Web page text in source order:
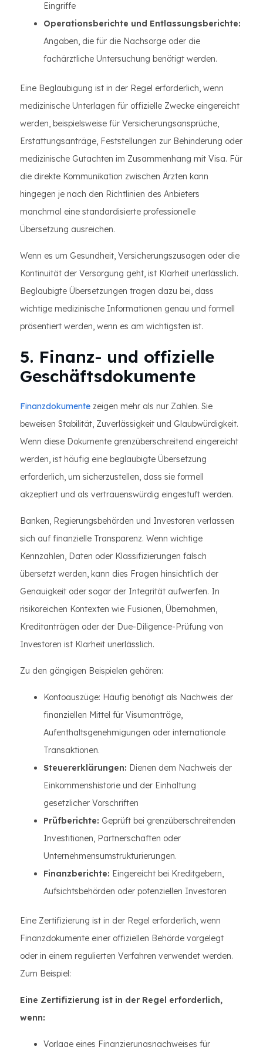
Eingriffe
Operationsberichte und Entlassungsberichte:
Angaben, die für die Nachsorge oder die
fachärztliche Untersuchung benötigt werden.
Eine Beglaubigung ist in der Regel erforderlich, wenn
medizinische Unterlagen für offizielle Zwecke eingereicht
werden, beispielsweise für Versicherungsansprüche,
Erstattungsanträge, Feststellungen zur Behinderung oder
medizinische Gutachten im Zusammenhang mit Visa. Für
die direkte Kommunikation zwischen Ärzten kann
hingegen je nach den Richtlinien des Anbieters
manchmal eine standardisierte professionelle
Übersetzung ausreichen.
Wenn es um Gesundheit, Versicherungszusagen oder die
Kontinuität der Versorgung geht, ist Klarheit unerlässlich.
Beglaubigte Übersetzungen tragen dazu bei, dass
wichtige medizinische Informationen genau und formell
präsentiert werden, wenn es am wichtigsten ist.
5. Finanz- und offizielle
Geschäftsdokumente
Finanzdokumente zeigen mehr als nur Zahlen. Sie
beweisen Stabilität, Zuverlässigkeit und Glaubwürdigkeit.
Wenn diese Dokumente grenzüberschreitend eingereicht
werden, ist häufig eine beglaubigte Übersetzung
erforderlich, um sicherzustellen, dass sie formell
akzeptiert und als vertrauenswürdig eingestuft werden.
Banken, Regierungsbehörden und Investoren verlassen
sich auf finanzielle Transparenz. Wenn wichtige
Kennzahlen, Daten oder Klassifizierungen falsch
übersetzt werden, kann dies Fragen hinsichtlich der
Genauigkeit oder sogar der Integrität aufwerfen. In
risikoreichen Kontexten wie Fusionen, Übernahmen,
Kreditanträgen oder der Due-Diligence-Prüfung von
Investoren ist Klarheit unerlässlich.
Zu den gängigen Beispielen gehören:
Kontoauszüge: Häufig benötigt als Nachweis der
finanziellen Mittel für Visumanträge,
Aufenthaltsgenehmigungen oder internationale
Transaktionen.
Steuererklärungen: Dienen dem Nachweis der
Einkommenshistorie und der Einhaltung
gesetzlicher Vorschriften
Prüfberichte: Geprüft bei grenzüberschreitenden
Investitionen, Partnerschaften oder
Unternehmensumstrukturierungen.
Finanzberichte: Eingereicht bei Kreditgebern,
Aufsichtsbehörden oder potenziellen Investoren
Eine Zertifizierung ist in der Regel erforderlich, wenn
Finanzdokumente einer offiziellen Behörde vorgelegt
oder in einem regulierten Verfahren verwendet werden.
Zum Beispiel:
Eine Zertifizierung ist in der Regel erforderlich,
wenn:
Vorlage eines Finanzierungsnachweises für